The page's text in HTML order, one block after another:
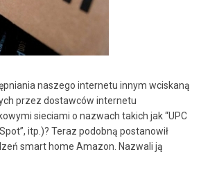
naszego internetu innym wciskaną
przez dostawców internetu
sieciami o nazwach takich jak “UPC
itp.)? Teraz podobną postanowił
smart home Amazon. Nazwali ją